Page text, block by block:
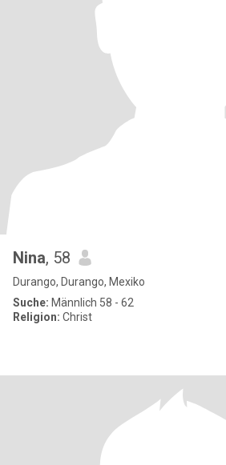
Nina, 58
Durango, Durango, Mexiko
Suche: Männlich 58 - 62
Religion: Christ